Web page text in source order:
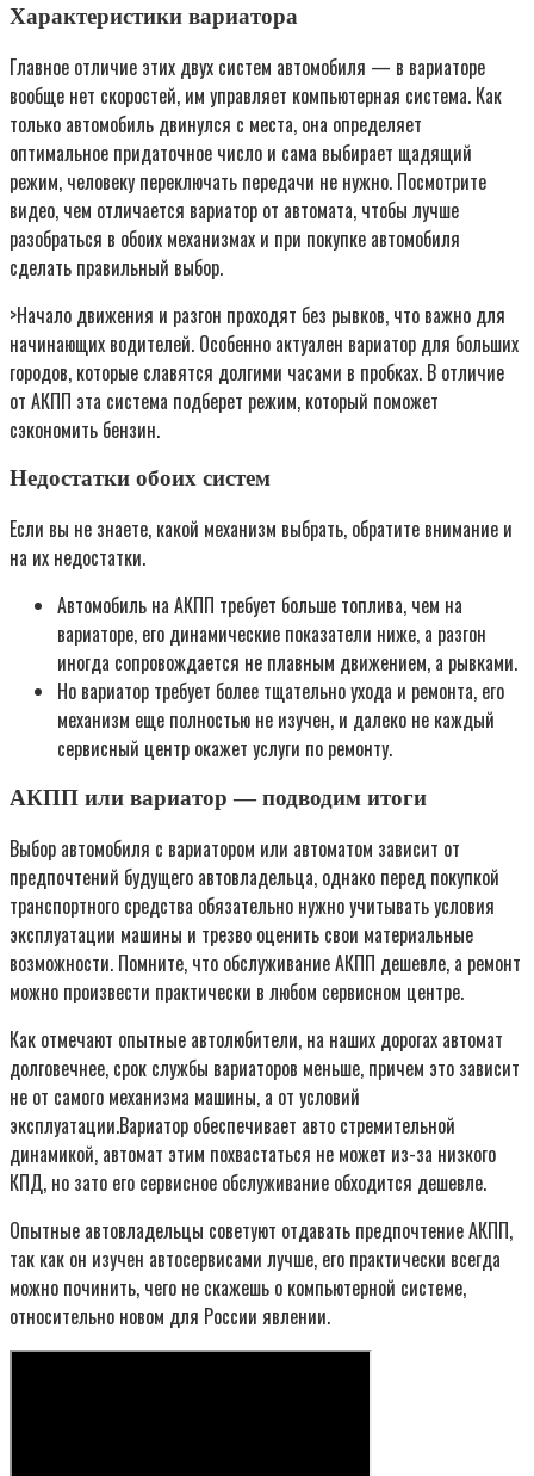
Характеристики вариатора
Главное отличие этих двух систем автомобиля — в вариаторе
вообще нет скоростей, им управляет компьютерная система. Как
только автомобиль двинулся с места, она определяет
оптимальное придаточное число и сама выбирает щадящий
режим, человеку переключать передачи не нужно. Посмотрите
видео, чем отличается вариатор от автомата, чтобы лучше
разобраться в обоих механизмах и при покупке автомобиля
сделать правильный выбор.
>Начало движения и разгон проходят без рывков, что важно для
начинающих водителей. Особенно актуален вариатор для больших
городов, которые славятся долгими часами в пробках. В отличие
от АКПП эта система подберет режим, который поможет
сэкономить бензин.
Недостатки обоих систем
Если вы не знаете, какой механизм выбрать, обратите внимание и
на их недостатки.
Автомобиль на АКПП требует больше топлива, чем на
вариаторе, его динамические показатели ниже, а разгон
иногда сопровождается не плавным движением, а рывками.
Но вариатор требует более тщательно ухода и ремонта, его
механизм еще полностью не изучен, и далеко не каждый
сервисный центр окажет услуги по ремонту.
АКПП или вариатор — подводим итоги
Выбор автомобиля с вариатором или автоматом зависит от
предпочтений будущего автовладельца, однако перед покупкой
транспортного средства обязательно нужно учитывать условия
эксплуатации машины и трезво оценить свои материальные
возможности. Помните, что обслуживание АКПП дешевле, а ремонт
можно произвести практически в любом сервисном центре.
Как отмечают опытные автолюбители, на наших дорогах автомат
долговечнее, срок службы вариаторов меньше, причем это зависит
не от самого механизма машины, а от условий
эксплуатации.Вариатор обеспечивает авто стремительной
динамикой, автомат этим похвастаться не может из-за низкого
КПД, но зато его сервисное обслуживание обходится дешевле.
Опытные автовладельцы советуют отдавать предпочтение АКПП,
так как он изучен автосервисами лучше, его практически всегда
можно починить, чего не скажешь о компьютерной системе,
относительно новом для России явлении.